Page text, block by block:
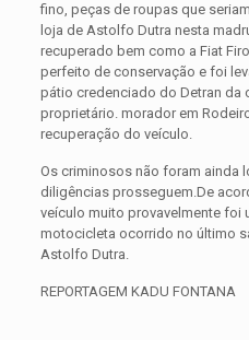
fino, peças de roupas que
loja de Astolfo Dutra nesta
recuperado bem como a Fiat
perfeito de conservação e foi
pátio credenciado do Detran da
proprietário. morador em
recuperação do veículo.
Os criminosos não foram ainda
diligências prosseguem.De
veículo muito provavelmente foi
motocicleta ocorrido no último
Astolfo Dutra.
REPORTAGEM KADU FONTANA